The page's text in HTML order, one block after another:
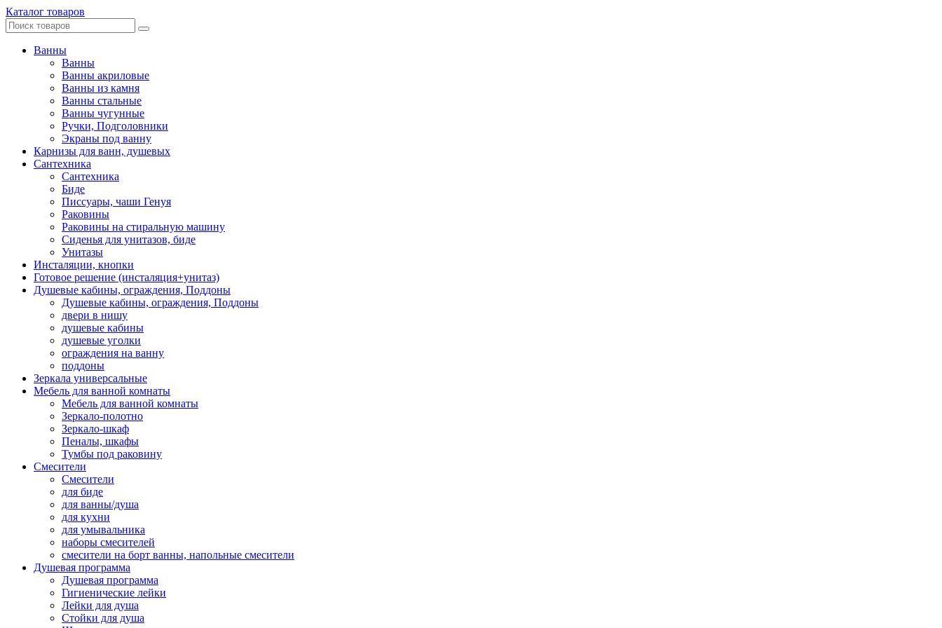
Каталог товаров
Ванны
Ванны
Ванны акриловые
Ванны из камня
Ванны стальные
Ванны чугунные
Ручки, Подголовники
Экраны под ванну
Карнизы для ванн, душевых
Сантехника
Сантехника
Биде
Писсуары, чаши Генуя
Раковины
Раковины на стиральную машину
Сиденья для унитазов, биде
Унитазы
Инсталяции, кнопки
Готовое решение (инсталяция+унитаз)
Душевые кабины, ограждения, Поддоны
Душевые кабины, ограждения, Поддоны
двери в нишу
душевые кабины
душевые уголки
ограждения на ванну
поддоны
Зеркала универсальные
Мебель для ванной комнаты
Мебель для ванной комнаты
Зеркало-полотно
Зеркало-шкаф
Пеналы, шкафы
Тумбы под раковину
Смесители
Смесители
для биде
для ванны/душа
для кухни
для умывальника
наборы смесителей
смесители на борт ванны, напольные смесители
Душевая программа
Душевая программа
Гигиенические лейки
Лейки для душа
Стойки для душа